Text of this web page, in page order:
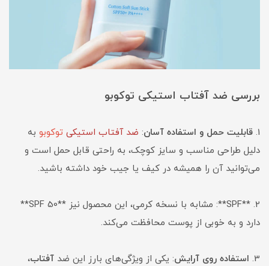
بررسی ضد آفتاب استیکی توکوبو
1. قابلیت حمل و استفاده آسان: ضد آفتاب استیکی توکوبو به
دلیل طراحی مناسب و سایز کوچک، به راحتی قابل حمل است و
می‌توانید آن را همیشه در کیف یا جیب خود داشته باشید.
2. **SPF**: مشابه با نسخه کرمی، این محصول نیز **SPF 50**
دارد و به خوبی از پوست محافظت می‌کند.
3. استفاده روی آرایش: یکی از ویژگی‌های بارز این ضد آفتاب،